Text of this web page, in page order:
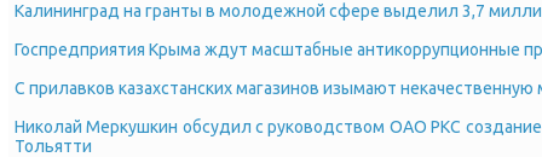
Калининград на гранты в молодежной сфере выделил 3,7
Госпредприятия Крыма ждут масштабные антикоррупционные
С прилавков казахстанских магазинов изымают
Николай Меркушкин обсудил с руководством ОАО РКС
Тольятти